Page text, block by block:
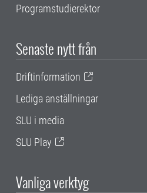
Programstudierektor
Senaste nytt från
Driftinformation
Lediga anställningar
SLU i media
SLU Play
Vanliga verktyg